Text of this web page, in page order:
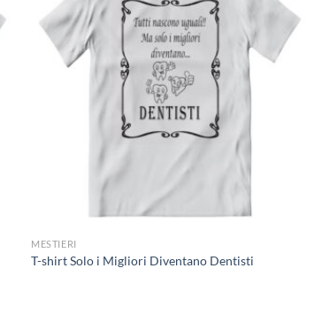
MESTIERI
T-shirt Solo i Migliori Diventano Dentisti